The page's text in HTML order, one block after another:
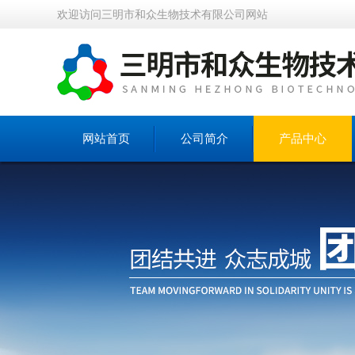
欢迎访问三明市和众生物技术有限公司网站
网站首页 公司简介 产品中心